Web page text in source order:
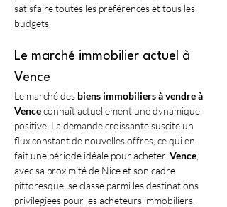
satisfaire toutes les préférences et tous les
budgets.
Le marché immobilier actuel à
Vence
Le marché des biens immobiliers à vendre à
Vence connaît actuellement une dynamique
positive. La demande croissante suscite un
flux constant de nouvelles offres, ce qui en
fait une période idéale pour acheter. Vence
avec sa proximité de Nice et son cadre
pittoresque, se classe parmi les destinations
privilégiées pour les acheteurs immobiliers.